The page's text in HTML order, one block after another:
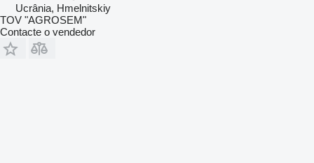
Ucrânia, Hmelnitskiy
TOV "AGROSEM"
Contacte o vendedor